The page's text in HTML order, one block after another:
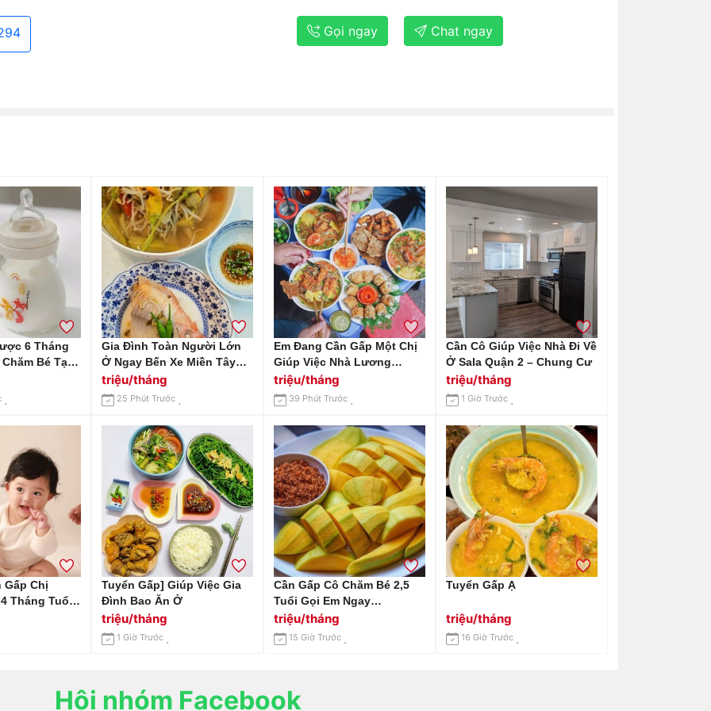
Gọi ngay Chat ngay
6 Tháng
Bé Tại
Gia Đình Toàn Người Lớn
Ở Ngay Bến Xe Miền Tây
Cần Tuyển Gấp Chị Giúp
Việc Nhà Ở Lại Lương 12
Triệu Bao Ăn Ở
triệu/tháng
25 Phút Trước
Em Đang Cần Gấp Một Chị
Giúp Việc Nhà Lương
Tháng 14 Triệu Trên Đường
Điện Biên Phủ - Bình Thạnh
triệu/tháng
39 Phút Trước
Cần Cô Giúp Việc Nhà Đi Về
Ở Sala Quận 2 – Chung Cư
triệu/tháng
1 Giờ Trước
Gấp Chị
Tháng Tuổi
Tuyển Gấp] Giúp Việc Gia
Đình Bao Ăn Ở
triệu/tháng
1 Giờ Trước
Cần Gấp Cô Chăm Bé 2,5
Tuổi Gọi Em Ngay
0966529171
triệu/tháng
15 Giờ Trước
Tuyển Gấp Ạ
triệu/tháng
16 Giờ Trước
Hội nhóm Facebook